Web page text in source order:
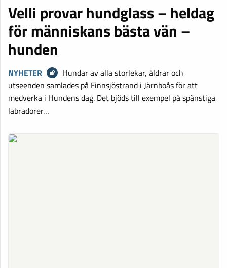
Velli provar hundglass – heldag
för människans bästa vän –
hunden
NYHETER
Hundar av alla storlekar, åldrar och
utseenden samlades på Finnsjöstrand i Järnboås för att
medverka i Hundens dag. Det bjöds till exempel på spänstiga
labradorer…